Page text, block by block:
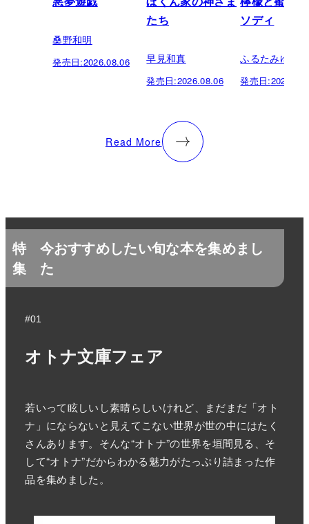
桑野和明
発売日:2026.08.06
たち
早見和真
発売日:2026.08.06
ソディ
ふるたみゆき
発売日:
Read More
特
集
今おすすめしたい旬な本を集めまし
た
#01
オトナ文庫フェア
若いって眩しいし素晴らしいけれど、まだまだ「オト
ナ」にならないと見えてこない世界が世の中にはたく
さんあります。そんな“オトナ”の世界を垣間見る、そ
して“オトナ”だからわかる魅力がたっぷり詰まった作
品を集めました。